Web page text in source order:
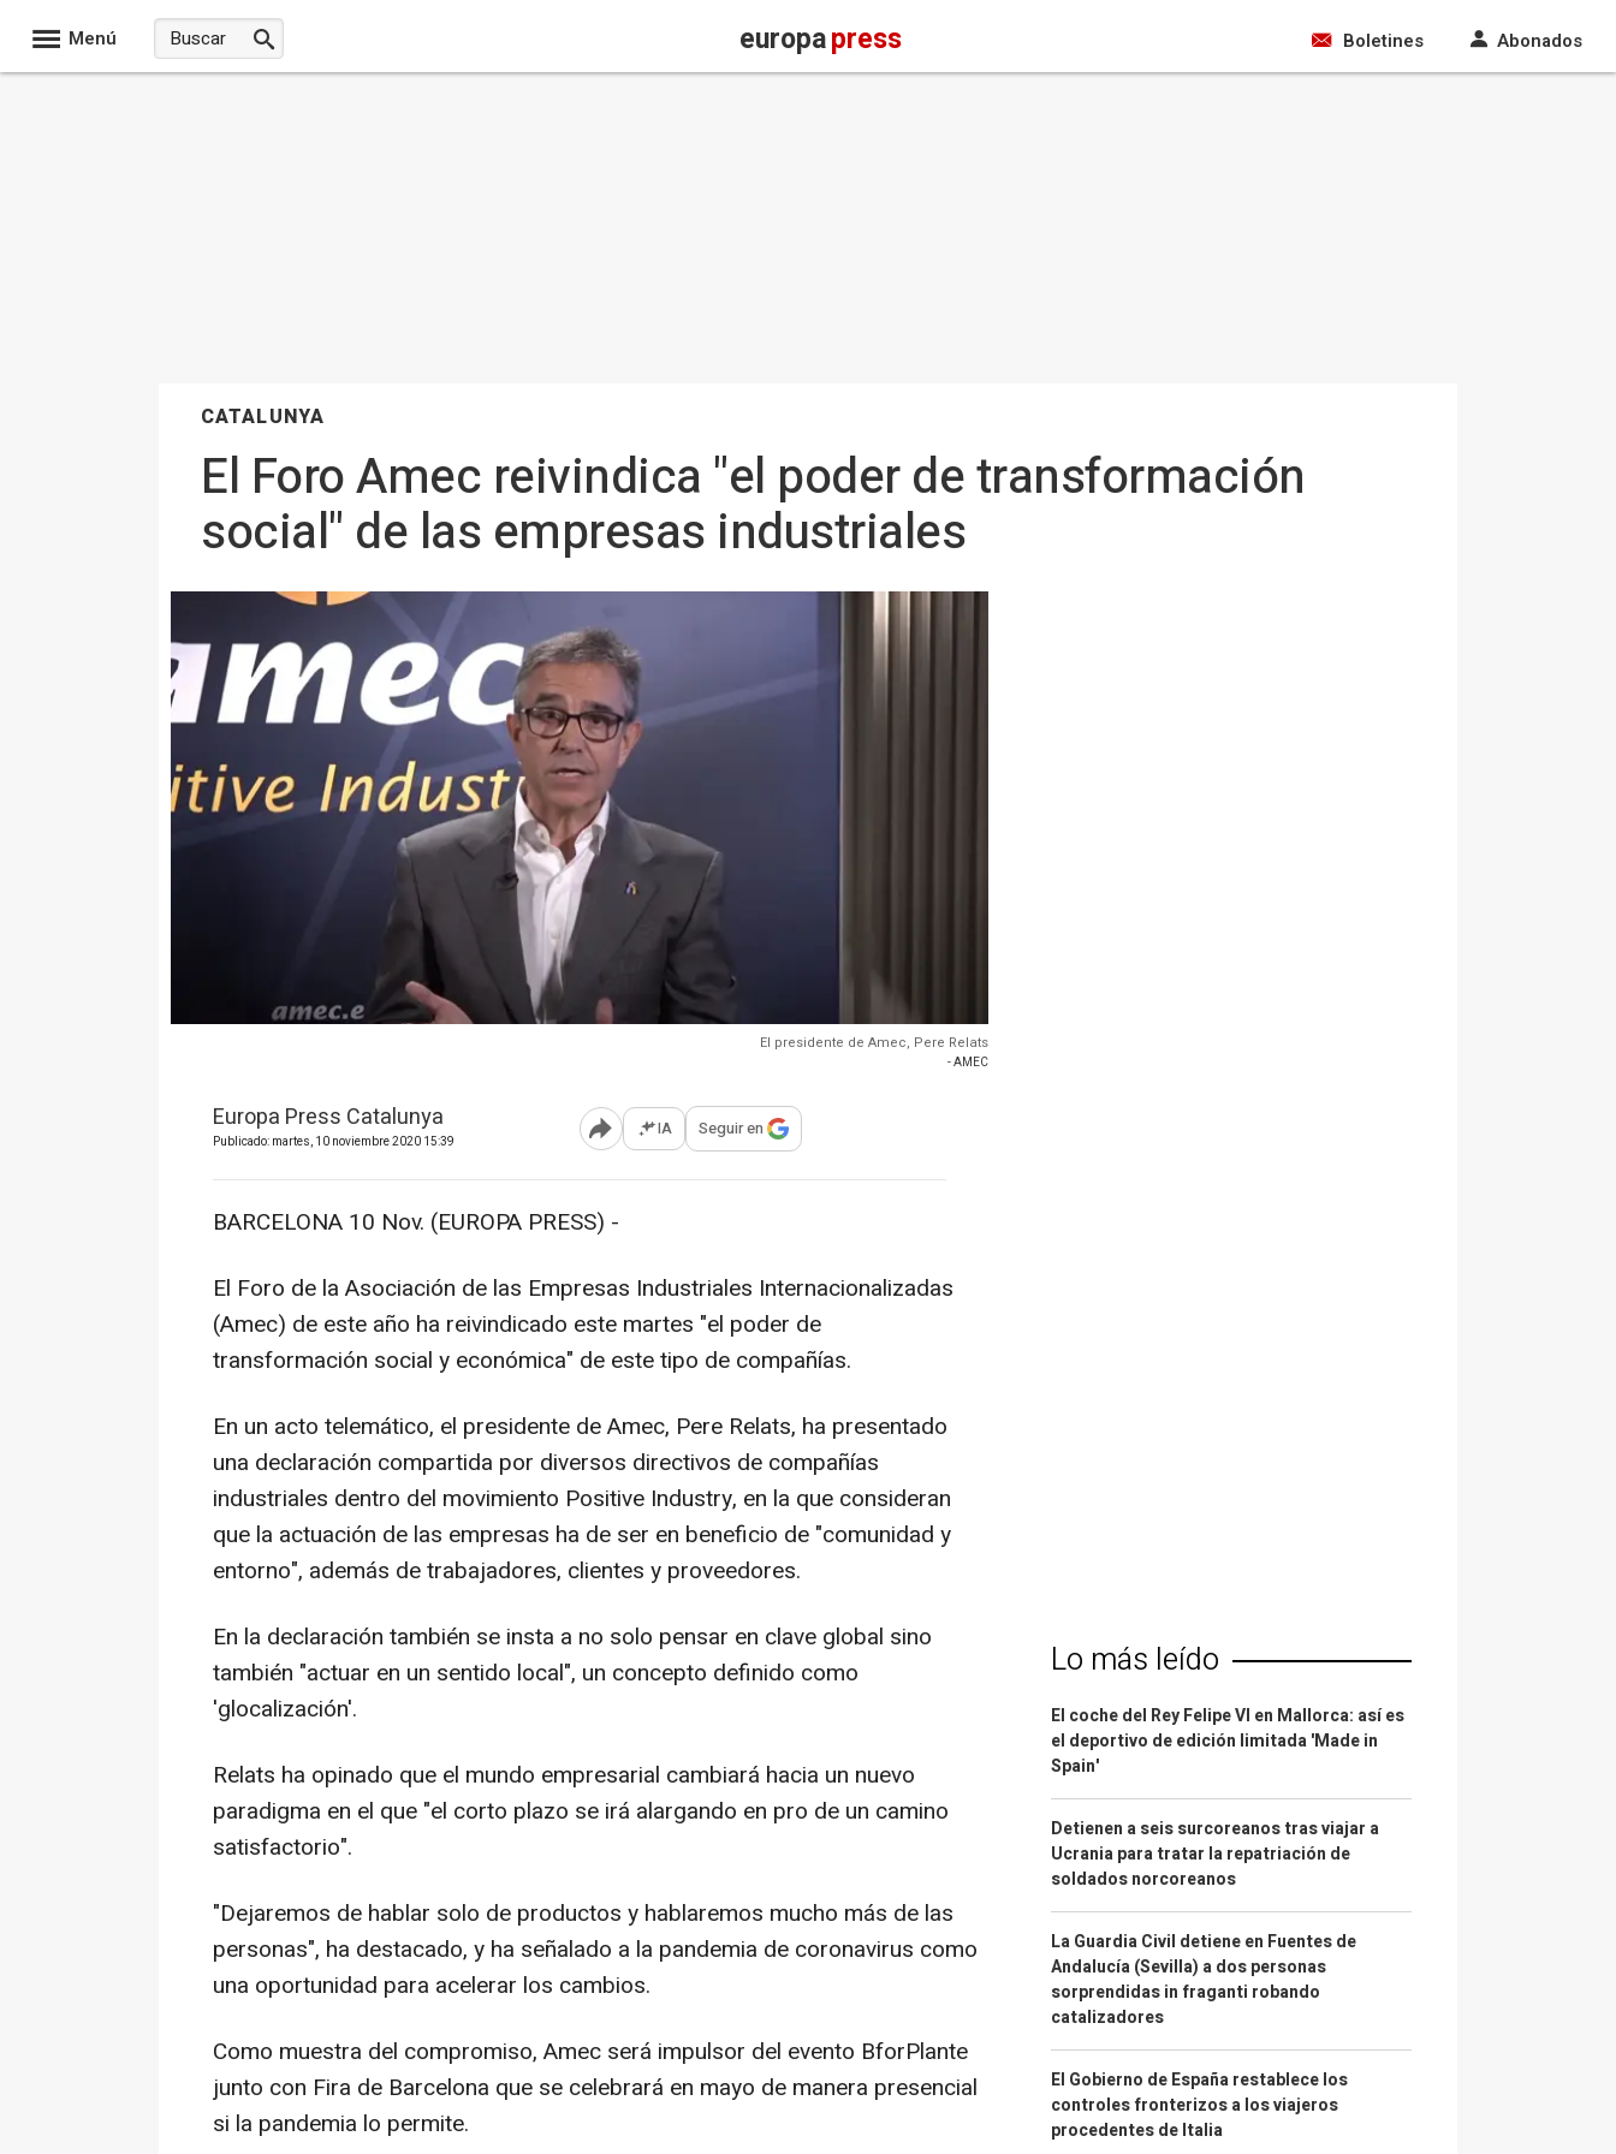
Menú europapress Boletines Abonados
CATALUNYA
El Foro Amec reivindica "el poder de transformación
social" de las empresas industriales
El presidente de Amec, Pere Relats
- AMEC
Europa Press Catalunya
Publicado: martes, 10 noviembre 2020 15:39 Abrir opciones para compartir
IA Seguir en
BARCELONA 10 Nov. (EUROPA PRESS) -
El Foro de la Asociación de las Empresas Industriales Internacionalizadas
(Amec) de este año ha reivindicado este martes "el poder de
transformación social y económica" de este tipo de compañías.
En un acto telemático, el presidente de Amec, Pere Relats, ha presentado
una declaración compartida por diversos directivos de compañías
industriales dentro del movimiento Positive Industry, en la que consideran
que la actuación de las empresas ha de ser en beneficio de "comunidad y
entorno", además de trabajadores, clientes y proveedores.
En la declaración también se insta a no solo pensar en clave global sino
también "actuar en un sentido local", un concepto definido como
'glocalización'.
Relats ha opinado que el mundo empresarial cambiará hacia un nuevo
paradigma en el que "el corto plazo se irá alargando en pro de un camino
satisfactorio".
"Dejaremos de hablar solo de productos y hablaremos mucho más de las
personas", ha destacado, y ha señalado a la pandemia de coronavirus como
una oportunidad para acelerar los cambios.
Como muestra del compromiso, Amec será impulsor del evento BforPlante
junto con Fira de Barcelona que se celebrará en mayo de manera presencial
si la pandemia lo permite.
Lo más leído
El coche del Rey Felipe VI en Mallorca: así es
el deportivo de edición limitada 'Made in
Spain'
Detienen a seis surcoreanos tras viajar a
Ucrania para tratar la repatriación de
soldados norcoreanos
La Guardia Civil detiene en Fuentes de
Andalucía (Sevilla) a dos personas
sorprendidas in fraganti robando
catalizadores
El Gobierno de España restablece los
controles fronterizos a los viajeros
procedentes de Italia